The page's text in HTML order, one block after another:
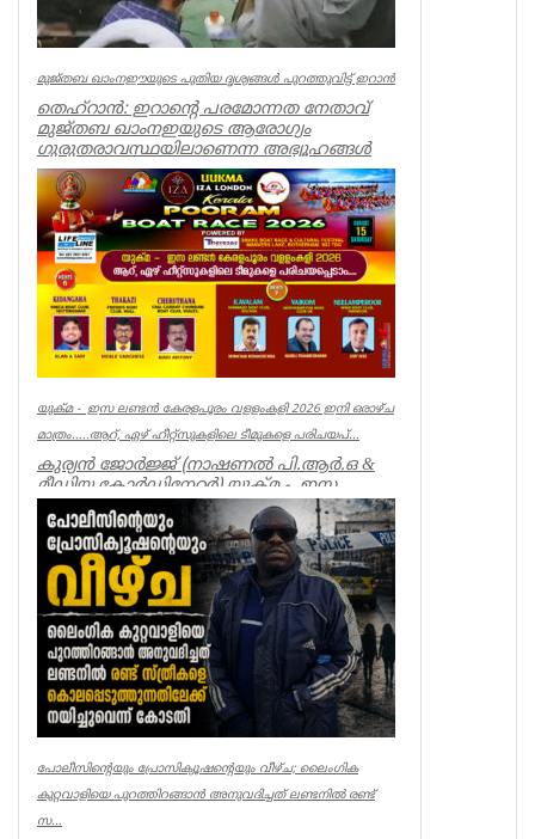
മുജ്തബ ഖാംനഈയുടെ പുതിയ ദൃശ്യങ്ങൾ പുറത്തുവിട്ട് ഇറാൻ
തെഹ്റാൻ: ഇറാന്റെ പരമോന്നത നേതാവ്
മുജ്തബ ഖാംനഇയുടെ ആരോഗ്യം
ഗുരുതരാവസ്ഥയിലാണെന്ന അഭ്യൂഹങ്ങൾ
പരക്കുന്ന...
World
യുക്മ - ഇസ ലണ്ടൻ കേരളപൂരം വളളംകളി 2026 ഇനി ഒരാഴ്ച
മാത്രം.....ആറ്, ഏഴ് ഹീറ്റ്സുകളിലെ ടീമുകളെ പരിചയപ്...
കുര്യൻ ജോർജ്ജ് (നാഷണൽ പി.ആർ.ഒ &
മീഡിയ കോർഡിനേറ്റർ) യുക്മ - ഇസ
ലണ്ടൻ കേരളപൂരം വ...
Breaking News
പോലീസിന്റെയും പ്രോസിക്യൂഷന്റെയും വീഴ്ച; ലൈംഗിക
കുറ്റവാളിയെ പുറത്തിറങ്ങാൻ അനുവദിച്ചത് ലണ്ടനിൽ രണ്ട്
സ...